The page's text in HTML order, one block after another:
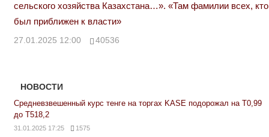
сельского хозяйства Казахстана…». «Там фамилии всех, кто
был приближен к власти»
27.01.2025 12:00 40536
НОВОСТИ
Средневзвешенный курс тенге на торгах KASE подорожал на Т0,99
до Т518,2
31.01.2025 17:25 1575